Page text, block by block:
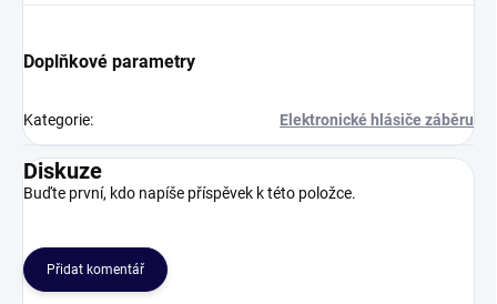
Doplňkové parametry
Kategorie: Elektronické hlásiče záběru
Diskuze
Buďte první, kdo napíše příspěvek k této položce.
Přidat komentář